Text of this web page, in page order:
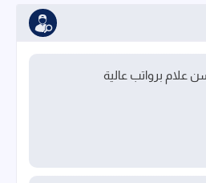
علام برواتب عالية